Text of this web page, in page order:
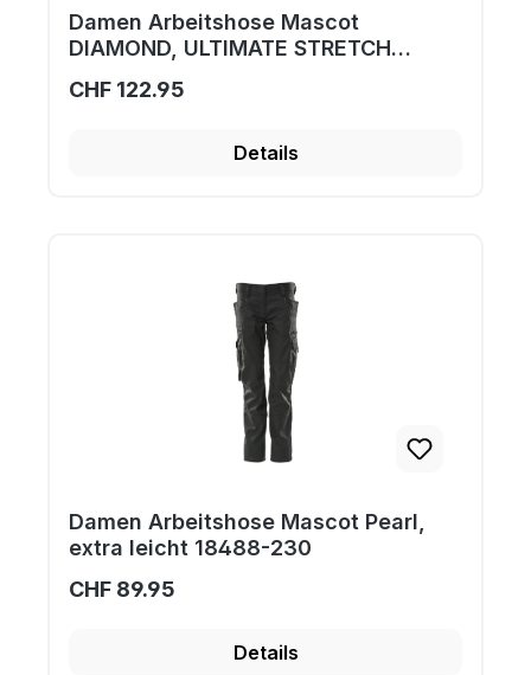
Damen Arbeitshose Mascot
DIAMOND, ULTIMATE STRETCH
CHF 122.95
Details
Damen Arbeitshose Mascot Pearl,
extra leicht 18488-230
CHF 89.95
Details